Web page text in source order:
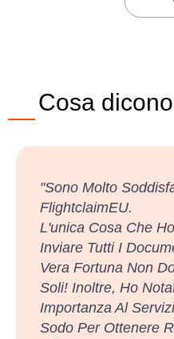
Cosa
"Sono Molto
FlightclaimEU.
L'unica Cosa Che
Inviare Tutti I
Vera Fortuna Non
Soli! Inoltre, Ho
Importanza Al
Sodo Per Ottenere